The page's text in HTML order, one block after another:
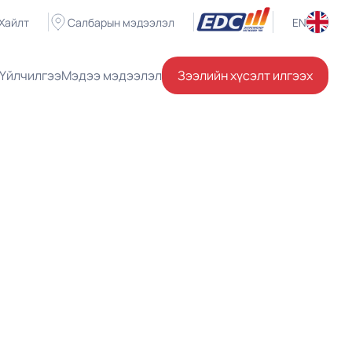
Салбарын мэдээлэл EN
ҮйлчилгээМэдээ мэдээлэл Зээлийн хүсэлт илгээх